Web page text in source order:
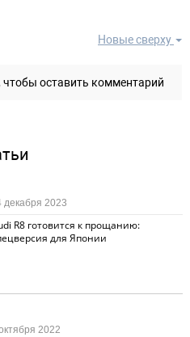
Новые сверху
чтобы оставить комментарий
R8 готовится к прощанию:
для Японии
декабря 2023
2022